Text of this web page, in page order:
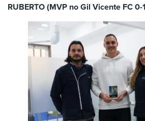
RUBERTO (MVP no Gil Vicente FC 0-